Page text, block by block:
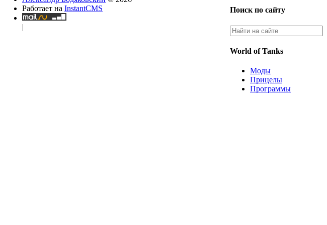
Поиск по сайту
World of Tanks
Моды
Прицелы
Программы
Работает на InstantCMS
|